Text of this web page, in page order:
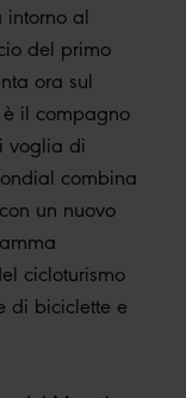
intorno al
del primo
ora sul
il compagno
voglia di
combina
un nuovo
cicloturismo
di biciclette e